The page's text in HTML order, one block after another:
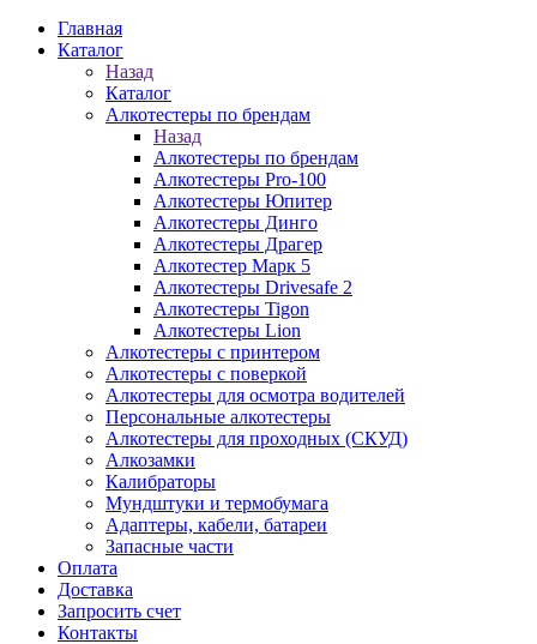
Главная
Каталог
Назад
Каталог
Алкотестеры по брендам
Назад
Алкотестеры по брендам
Алкотестеры Pro-100
Алкотестеры Юпитер
Алкотестеры Динго
Алкотестеры Драгер
Алкотестер Марк 5
Алкотестеры Drivesafe 2
Алкотестеры Tigon
Алкотестеры Lion
Алкотестеры с принтером
Алкотестеры с поверкой
Алкотестеры для осмотра водителей
Персональные алкотестеры
Алкотестеры для проходных (СКУД)
Алкозамки
Калибраторы
Мундштуки и термобумага
Адаптеры, кабели, батареи
Запасные части
Оплата
Доставка
Запросить счет
Контакты